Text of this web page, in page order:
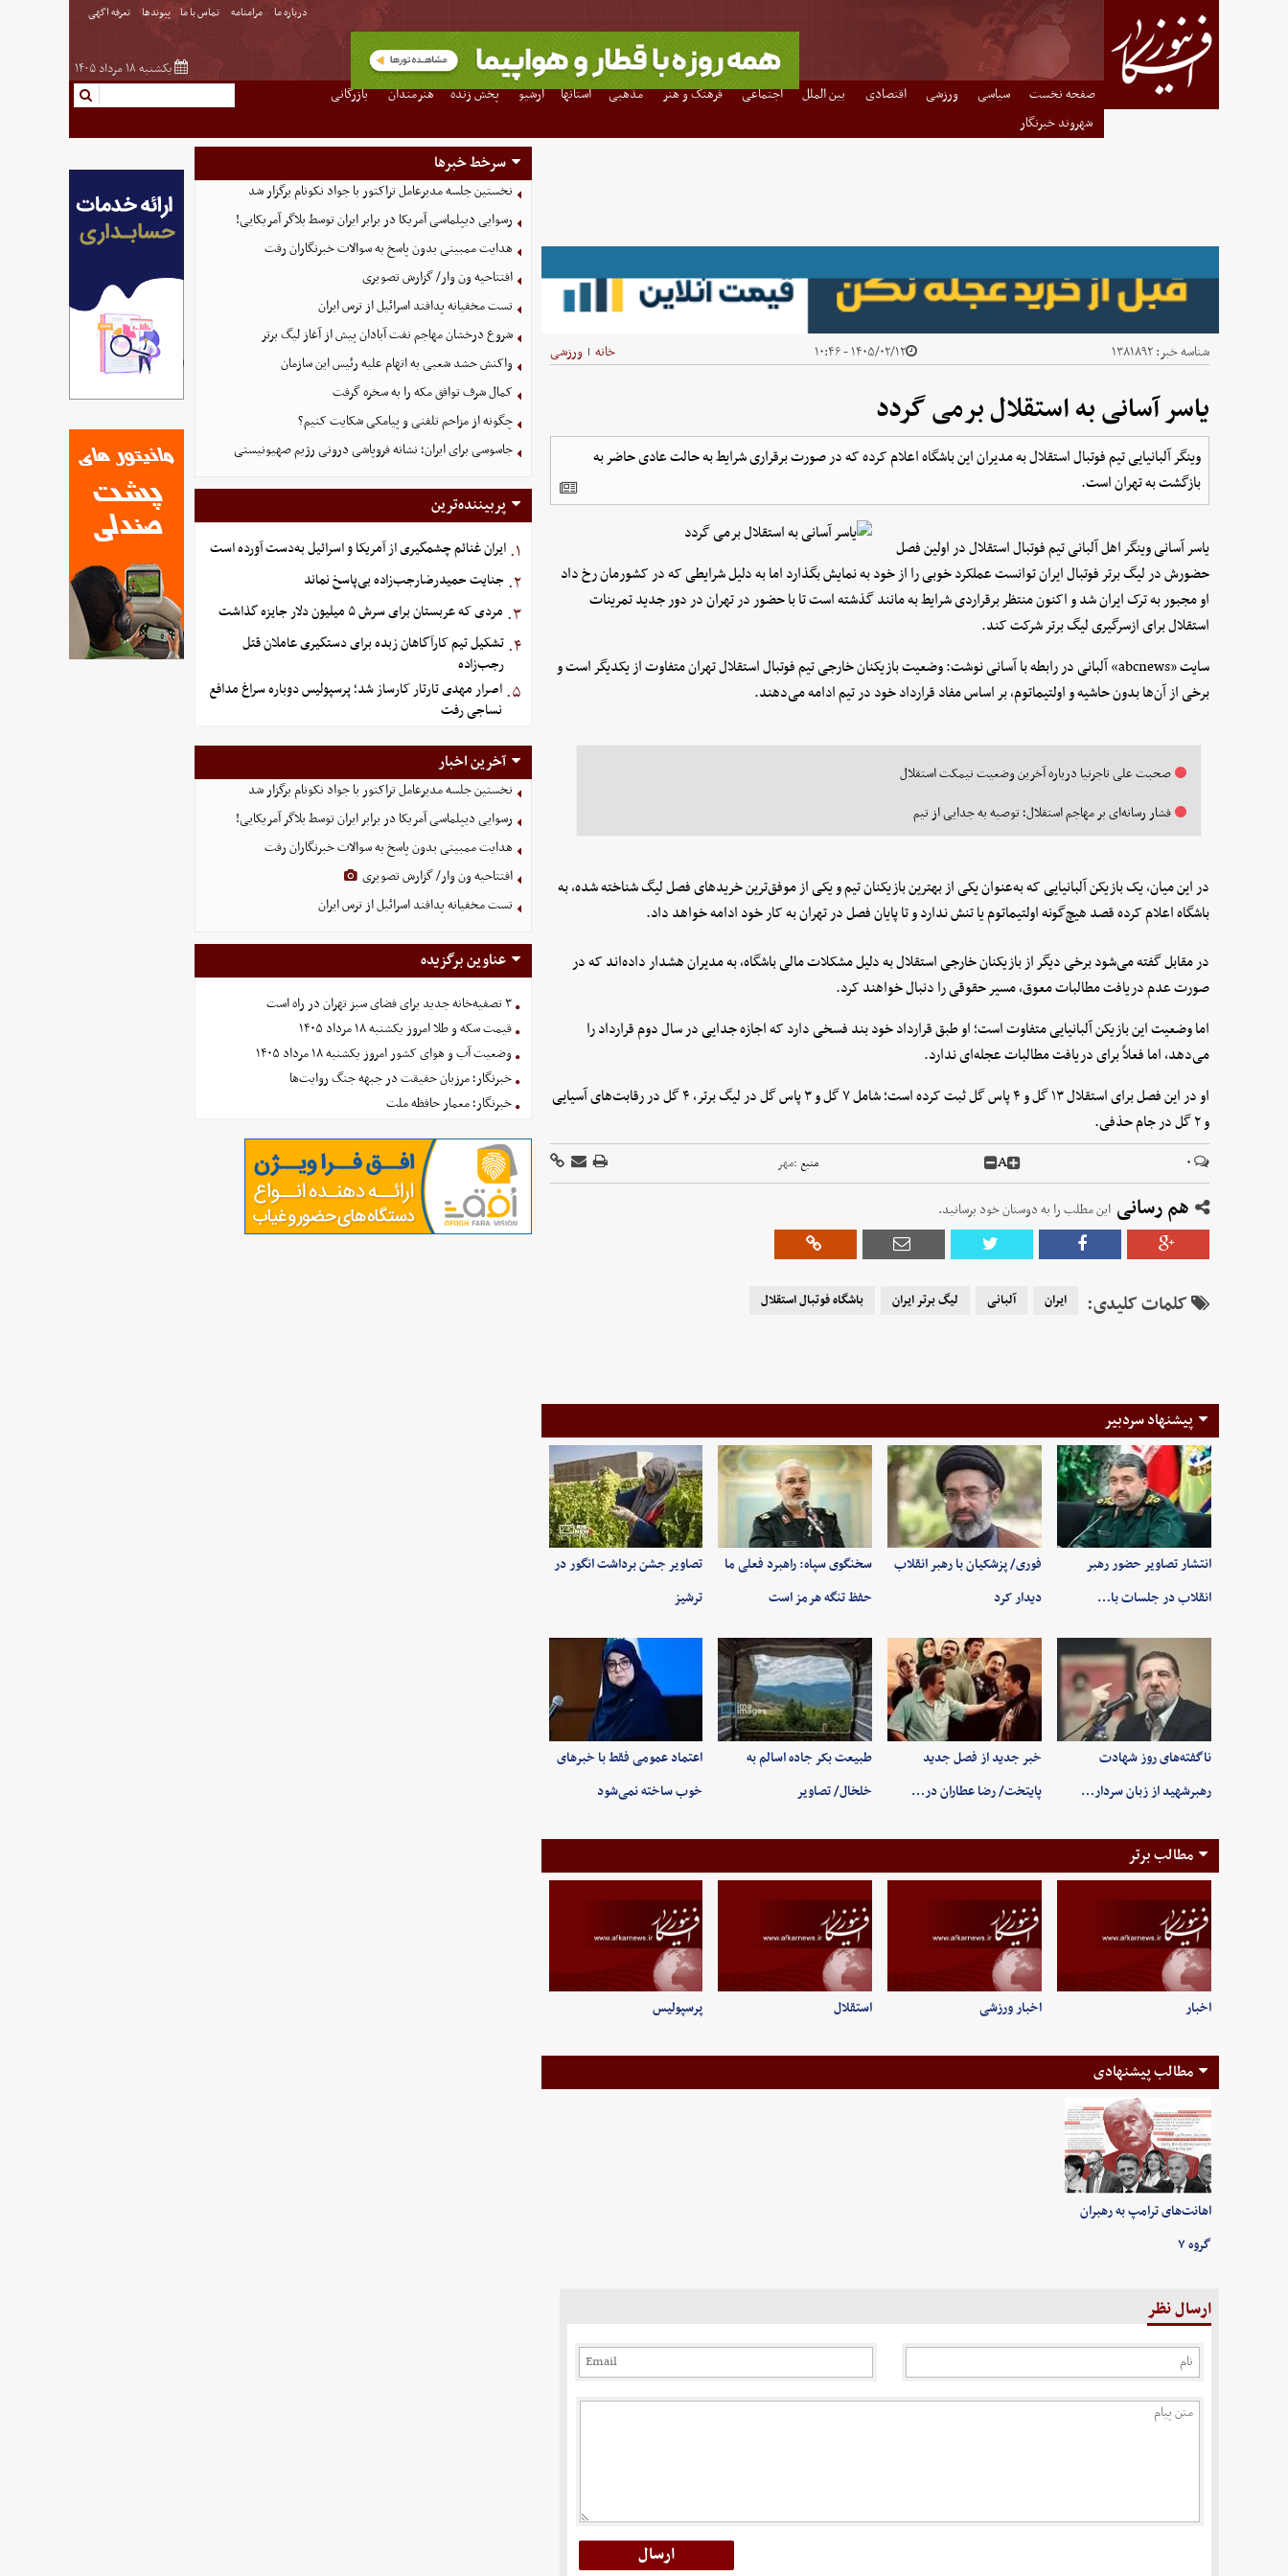
درباره ما مرامنامه تماس با ما پیوندها تعرفه اگهی
یکشنبه ۱۸ مرداد ۱۴۰۵
صفحه نخست سیاسی ورزشی اقتصادی بین الملل اجتماعی فرهنگ و هنر مذهبی استانها آرشیو پخش زنده هنرمندان
بازرگانی
شهروند خبرنگار
شناسه خبر:۱۳۸۱۸۹۲ ۱۴۰۵/۰۲/۱۲ - ۱۰:۴۶ خانه | ورزشی
یاسر آسانی به استقلال برمی گردد
وینگر آلبانیایی تیم فوتبال استقلال به مدیران این باشگاه اعلام کرده که در صورت برقراری شرایط به حالت عادی حاضر به
بازگشت به تهران است.
یاسر آسانی وینگر اهل آلبانی تیم فوتبال استقلال در اولین فصل
حضورش در لیگ برتر فوتبال ایران توانست عملکرد خوبی را از خود به نمایش بگذارد اما به دلیل شرایطی که در کشورمان رخ داد
او مجبور به ترک ایران شد و اکنون منتظر برقراردی شرایط به مانند گذشته است تا با حضور در تهران در دور جدید تمرینات
استقلال برای ازسرگیری لیگ برتر شرکت کند.
سایت «abcnews» آلبانی در رابطه با آسانی نوشت: وضعیت بازیکنان خارجی تیم فوتبال استقلال تهران متفاوت از یکدیگر است و
برخی از آن‌ها بدون حاشیه و اولتیماتوم، بر اساس مفاد قرارداد خود در تیم ادامه می‌دهند.
صحبت علی تاجرنیا درباره آخرین وضعیت نیمکت استقلال
فشار رسانه‌ای بر مهاجم استقلال؛ توصیه به جدایی از تیم
در این میان، یک بازیکن آلبانیایی که به‌عنوان یکی از بهترین بازیکنان تیم و یکی از موفق‌ترین خریدهای فصل لیگ شناخته شده، به
باشگاه اعلام کرده قصد هیچ‌گونه اولتیماتوم یا تنش ندارد و تا پایان فصل در تهران به کار خود ادامه خواهد داد.
در مقابل گفته می‌شود برخی دیگر از بازیکنان خارجی استقلال به دلیل مشکلات مالی باشگاه، به مدیران هشدار داده‌اند که در
صورت عدم دریافت مطالبات معوق، مسیر حقوقی را دنبال خواهند کرد.
اما وضعیت این بازیکن آلبانیایی متفاوت است؛ او طبق قرارداد خود بند فسخی دارد که اجازه جدایی در سال دوم قرارداد را
می‌دهد، اما فعلاً برای دریافت مطالبات عجله‌ای ندارد.
او در این فصل برای استقلال ۱۳ گل و ۴ پاس گل ثبت کرده است؛ شامل ۷ گل و ۳ پاس گل در لیگ برتر، ۴ گل در رقابت‌های آسیایی
و ۲ گل در جام حذفی.
۰ A منبع :مهر
هم رسانی این مطلب را به دوستان خود برسانید.
کلمات کلیدی: ایران آلبانی لیگ برتر ایران باشگاه فوتبال استقلال
پیشنهاد سردبیر
انتشار تصاویر حضور رهبر
انقلاب در جلسات با…
فوری/ پزشکیان با رهبر انقلاب
دیدار کرد
سخنگوی سپاه: راهبرد فعلی ما
حفظ تنگه هرمز است
تصاویر جشن برداشت انگور در
ترشیز
ناگفته‌های روز شهادت
رهبرشهید از زبان سردار…
خبر جدید از فصل جدید
پایتخت/ رضا عطاران در…
طبیعت بکر جاده اسالم به
خلخال/ تصاویر
اعتماد عمومی فقط با خبرهای
خوب ساخته نمی‌شود
مطالب برتر
اخبار اخبار ورزشی استقلال پرسپولیس
مطالب پیشنهادی
اهانت‌های ترامپ به رهبران
گروه ۷
ارسال نظر
سرخط خبرها
نخستین جلسه مدیرعامل تراکتور با جواد نکونام برگزار شد
رسوایی دیپلماسی آمریکا در برابر ایران توسط بلاگر آمریکایی!
هدایت ممبینی بدون پاسخ به سوالات خبرنگاران رفت
افتتاحیه ون وار/ گزارش تصویری
تست مخفیانه پدافند اسرائیل از ترس ایران
شروع درخشان مهاجم نفت آبادان پیش از آغاز لیگ برتر
واکنش حشد شعبی به اتهام‌ علیه رئیس این سازمان
کمال شرف توافق مکه را به سخره گرفت
چگونه از مزاحم تلفنی و پیامکی شکایت کنیم؟
جاسوسی برای ایران؛ نشانه فروپاشی درونی رژیم صهیونیستی
پربیننده‌ترین
۱. ایران غنائم چشمگیری از آمریکا و اسرائیل به‌دست آورده است
۲. جنایت حمیدرضارجب‌زاده بی‌پاسخ نماند
۳. مردی که عربستان برای سرش ۵ میلیون دلار جایزه گذاشت
۴. تشکیل تیم کارآگاهان زبده برای دستگیری عاملان قتل
رجب‌زاده
۵. اصرار مهدی تارتار کارساز شد؛ پرسپولیس دوباره سراغ مدافع
نساجی رفت
آخرین اخبار
نخستین جلسه مدیرعامل تراکتور با جواد نکونام برگزار شد
رسوایی دیپلماسی آمریکا در برابر ایران توسط بلاگر آمریکایی!
هدایت ممبینی بدون پاسخ به سوالات خبرنگاران رفت
افتتاحیه ون وار/ گزارش تصویری
تست مخفیانه پدافند اسرائیل از ترس ایران
عناوین برگزیده
۳ تصفیه‌خانه جدید برای فضای سبز تهران در راه است
قیمت سکه و طلا امروز یکشنبه ۱۸ مرداد ۱۴۰۵
وضعیت آب و هوای کشور امروز یکشنبه ۱۸ مرداد ۱۴۰۵
خبرنگار؛ مرزبان حقیقت در جبهه جنگ روایت‌ها
خبرنگار؛ معمار حافظه ملت